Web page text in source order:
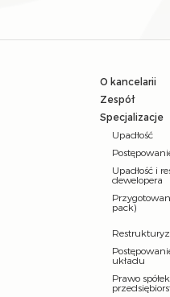
O kancelarii
Zespół
Specjalizacje
Upadłość
Upadłość i
dewelopera
pack)
układu
Prawo